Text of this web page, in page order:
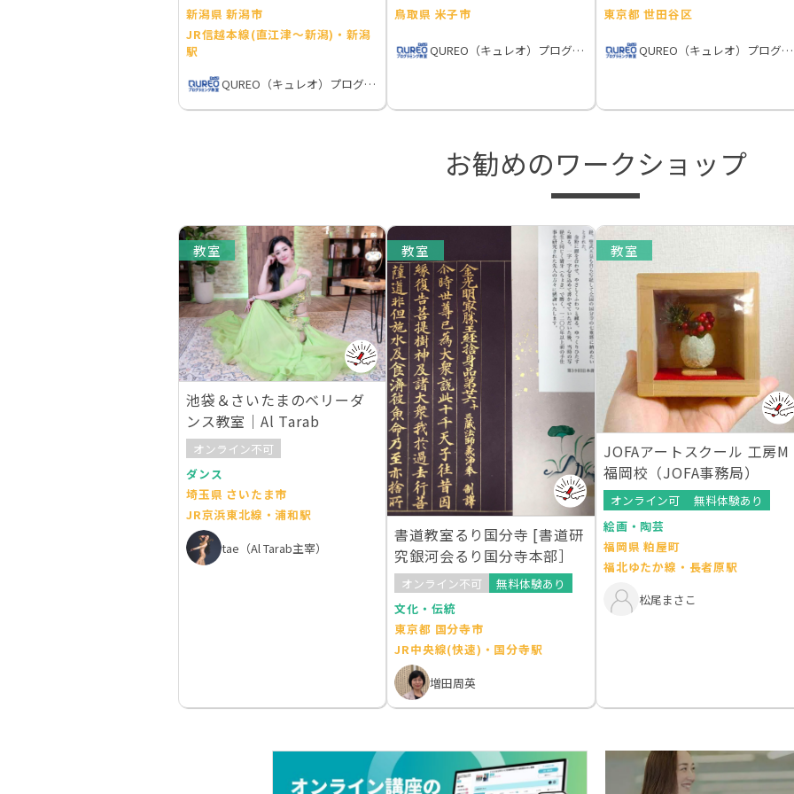
新潟県 新潟市
JR信越本線(直江津～新潟)・新潟
駅
QUREO（キュレオ）プログラミング教室
鳥取県 米子市
QUREO（キュレオ）プログラミング教室
東京都 世田谷区
QUREO（キュレオ）プログラミング教室
お勧めのワークショップ
教室
池袋＆さいたまのベリーダ
ンス教室｜Al Tarab
オンライン不可
ダンス
埼玉県 さいたま市
JR京浜東北線・浦和駅
tae（Al Tarab主宰）
教室
書道教室るり国分寺 [書道研
究銀河会るり国分寺本部］
オンライン不可
無料体験あり
文化・伝統
東京都 国分寺市
JR中央線(快速)・国分寺駅
増田周英
教室
JOFAアートスクール 工房M
福岡校（JOFA事務局）
オンライン可
無料体験あり
絵画・陶芸
福岡県 粕屋町
福北ゆたか線・長者原駅
松尾まさこ